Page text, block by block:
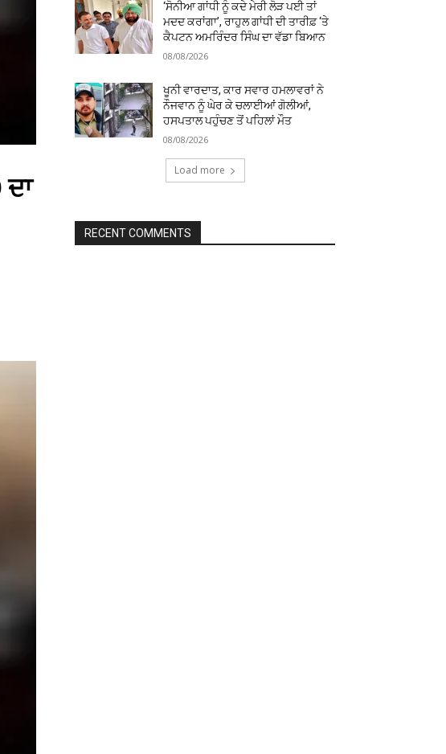
‘ਸੋਨੀਆ ਗਾਂਧੀ ਨੂੰ ਕਦੇ ਮੇਰੀ ਲੋੜ ਪਈ ਤਾਂ
ਮਦਦ ਕਰਾਂਗਾ’, ਰਾਹੁਲ ਗਾਂਧੀ ਦੀ ਤਾਰੀਫ਼ ‘ਤੇ
ਕੈਪਟਨ ਅਮਰਿੰਦਰ ਸਿੰਘ ਦਾ ਵੱਡਾ ਬਿਆਨ
08/08/2026
ਖੂਨੀ ਵਾਰਦਾਤ, ਕਾਰ ਸਵਾਰ ਹਮਲਾਵਰਾਂ ਨੇ
ਨੌਜਵਾਨ ਨੂੰ ਘੇਰ ਕੇ ਚਲਾਈਆਂ ਗੋਲੀਆਂ,
ਹਸਪਤਾਲ ਪਹੁੰਚਣ ਤੋਂ ਪਹਿਲਾਂ ਮੌਤ
08/08/2026
Load more
RECENT COMMENTS